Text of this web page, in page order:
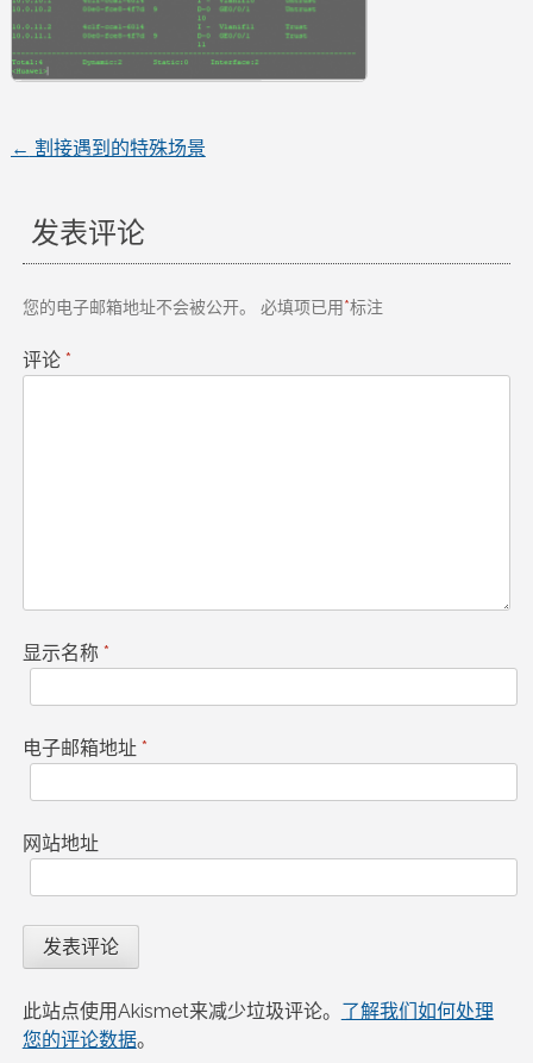
文
章
导
← 割接遇到的特殊场景
发表评论
您的电子邮箱地址不会被公开。 必填项已用*标注
评论 *
显示名称 *
电子邮箱地址 *
网站地址
此站点使用Akismet来减少垃圾评论。 了解我们如何处理
您的评论数据。